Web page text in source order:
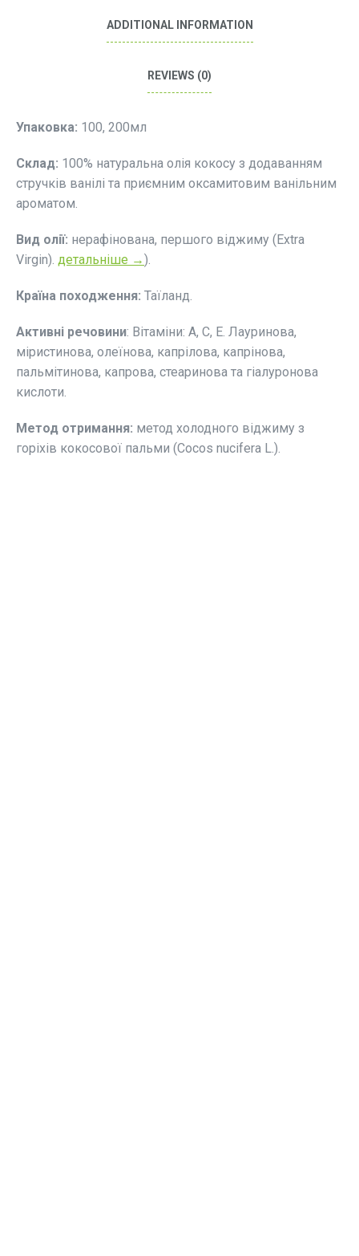
ADDITIONAL INFORMATION
REVIEWS (0)
Упаковка: 100, 200мл
Склад: 100% натуральна олія кокосу з додаванням
стручків ванілі та приємним оксамитовим ванільним
ароматом.
Вид олії: нерафінована, першого віджиму (Extra
Virgin). детальніше → ).
Країна походження: Таїланд.
Активні речовини: Вітаміни: А, С, Е. Лауринова,
міристинова, олеїнова, капрілова, капрінова,
пальмітинова, капрова, стеаринова та гіалуронова
кислоти.
Метод отримання: метод холодного віджиму з
горіхів кокосової пальми (Cocos nucifera L.).